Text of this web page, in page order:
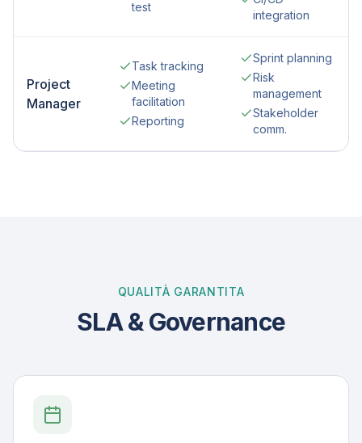
test
integration
Project
Manager
Task tracking
Meeting
facilitation
Reporting
Sprint planning
Risk
management
Stakeholder
comm.
QUALITÀ GARANTITA
SLA & Governance